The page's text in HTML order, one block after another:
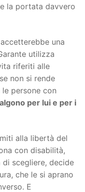
la portata davvero
una
utilizza
riferiti alle
non si rende
persone con
per lui e per i
alla libertà del
con disabilità,
scegliere, decide
che le si aprano
E